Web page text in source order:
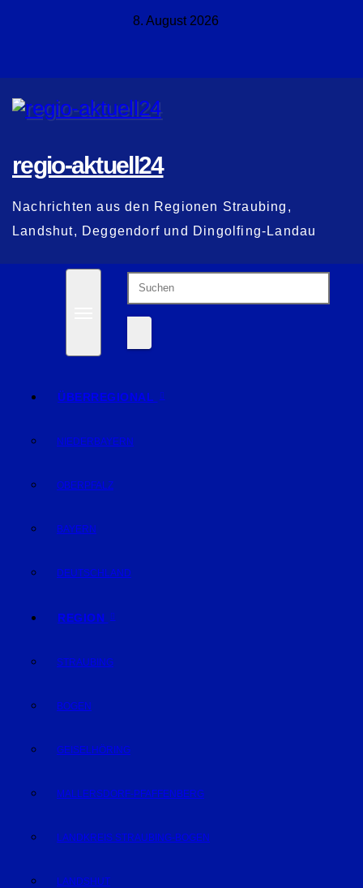
8. August 2026
regio-aktuell24
Nachrichten aus den Regionen Straubing,
Landshut, Deggendorf und Dingolfing-Landau
ÜBERREGIONAL
NIEDERBAYERN
OBERPFALZ
BAYERN
DEUTSCHLAND
REGION
STRAUBING
BOGEN
GEISELHÖRING
MALLERSDORF-PFAFFENBERG
LANDKREIS STRAUBING-BOGEN
LANDSHUT